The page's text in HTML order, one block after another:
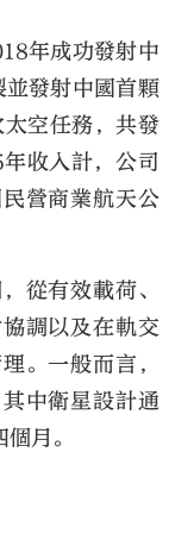
年成功發射中
發射中國首顆
空任務，共發
收入計，公司
營商業航天公
從有效載荷、
調以及在軌交
。一般而言，
中衛星設計通
月。